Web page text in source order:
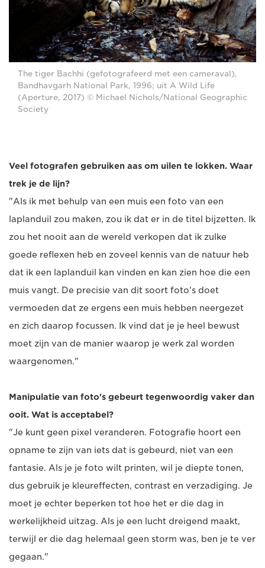
The tiger Bachhi (gefotografeerd met een cameraval),
Bandhavgarh National Park, 1996; uit A Wild Life
(Aperture, 2017) © Michael Nichols/National Geographic
Society
Veel fotografen gebruiken aas om uilen te lokken. Waar
trek je de lijn?
"Als ik met behulp van een muis een foto van een
laplanduil zou maken, zou ik dat er in de titel bijzetten. Ik
zou het nooit aan de wereld verkopen dat ik zulke
goede reflexen heb en zoveel kennis van de natuur heb
dat ik een laplanduil kan vinden en kan zien hoe die een
muis vangt. De precisie van dit soort foto's doet
vermoeden dat ze ergens een muis hebben neergezet
en zich daarop focussen. Ik vind dat je je heel bewust
moet zijn van de manier waarop je werk zal worden
waargenomen."
Manipulatie van foto's gebeurt tegenwoordig vaker dan
ooit. Wat is acceptabel?
"Je kunt geen pixel veranderen. Fotografie hoort een
opname te zijn van iets dat is gebeurd, niet van een
fantasie. Als je je foto wilt printen, wil je diepte tonen,
dus gebruik je kleureffecten, contrast en verzadiging. Je
moet je echter beperken tot hoe het er die dag in
werkelijkheid uitzag. Als je een lucht dreigend maakt,
terwijl er die dag helemaal geen storm was, ben je te ver
gegaan."